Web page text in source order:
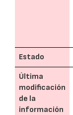
Estado
Última
modificación
de la
información